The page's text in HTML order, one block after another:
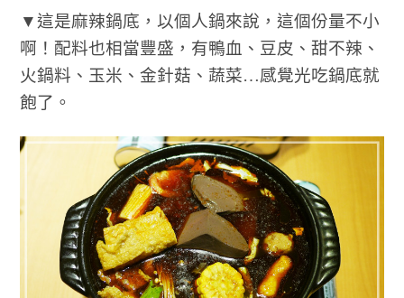
▼這是麻辣鍋底，以個人鍋來說，這個份量不小
啊！配料也相當豐盛，有鴨血、豆皮、甜不辣、
火鍋料、玉米、金針菇、蔬菜…感覺光吃鍋底就
飽了。